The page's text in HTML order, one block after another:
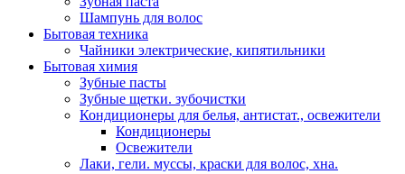
Шампунь для волос
Бытовая техника
Чайники электрические, кипятильники
Бытовая химия
Зубные пасты
Зубные щетки. зубочистки
Кондиционеры для белья, антистат., освежители
Кондиционеры
Освежители
Лаки, гели. муссы, краски для волос, хна.